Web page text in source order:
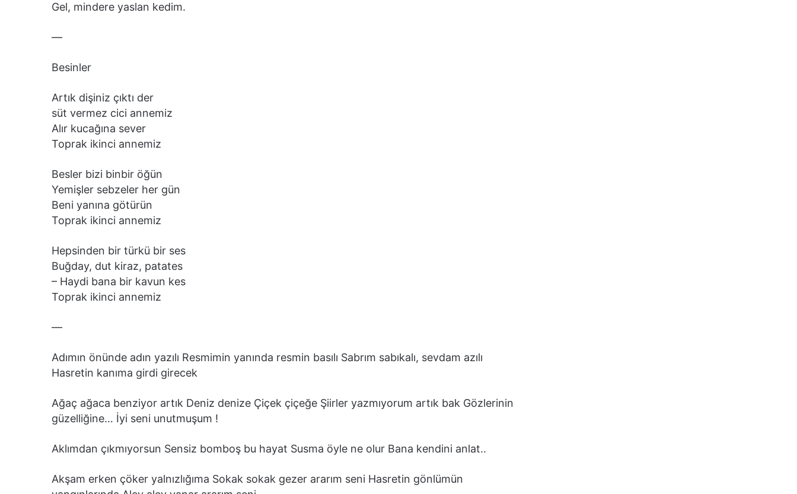
Gel, mindere yaslan kedim.
—
Besinler
Artık dişiniz çıktı der
süt vermez cici annemiz
Alır kucağına sever
Toprak ikinci annemiz
Besler bizi binbir öğün
Yemişler sebzeler her gün
Beni yanına götürün
Toprak ikinci annemiz
Hepsinden bir türkü bir ses
Buğday, dut kiraz, patates
– Haydi bana bir kavun kes
Toprak ikinci annemiz
—
Adımın önünde adın yazılı Resmimin yanında resmin basılı Sabrım sabıkalı, sevdam azılı
Hasretin kanıma girdi girecek
Ağaç ağaca benziyor artık Deniz denize Çiçek çiçeğe Şiirler yazmıyorum artık bak Gözlerinin
güzelliğine… İyi seni unutmuşum !
Aklımdan çıkmıyorsun Sensiz bomboş bu hayat Susma öyle ne olur Bana kendini anlat..
Akşam erken çöker yalnızlığıma Sokak sokak gezer ararım seni Hasretin gönlümün